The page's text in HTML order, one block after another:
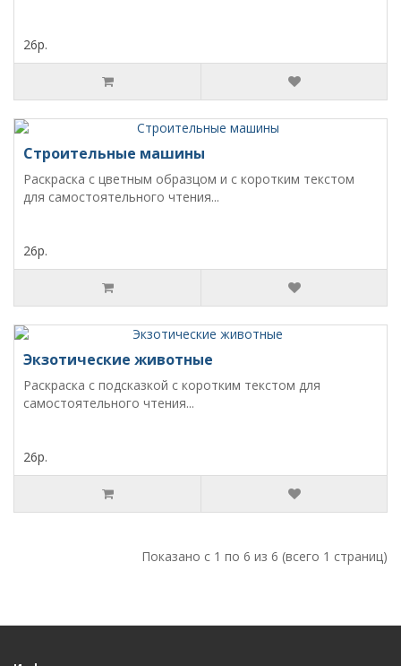
26р.
Строительные машины
Раскраска с цветным образцом и с коротким текстом
для самостоятельного чтения...
26р.
Экзотические животные
Раскраска с подсказкой с коротким текстом для
самостоятельного чтения...
26р.
Показано с 1 по 6 из 6 (всего 1 страниц)